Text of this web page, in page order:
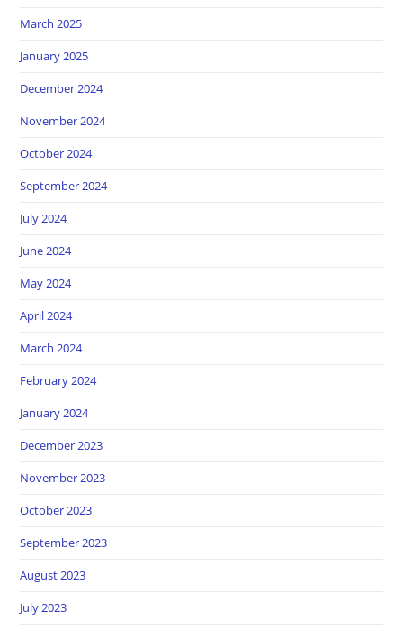
March 2025
January 2025
December 2024
November 2024
October 2024
September 2024
July 2024
June 2024
May 2024
April 2024
March 2024
February 2024
January 2024
December 2023
November 2023
October 2023
September 2023
August 2023
July 2023